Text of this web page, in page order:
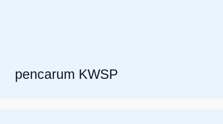
pencarum KWSP